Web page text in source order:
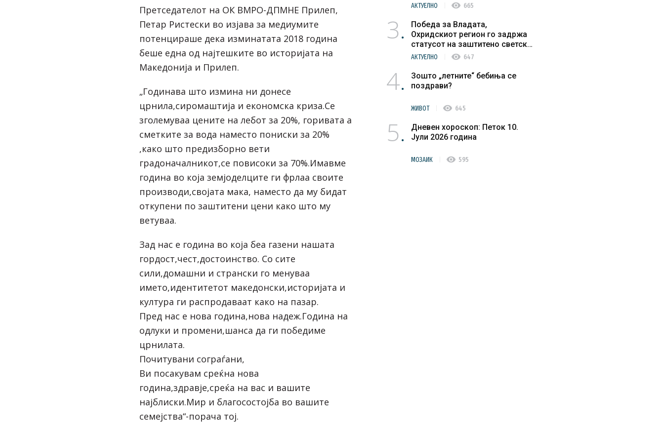
Претседателот на ОК ВМРО-ДПМНЕ Прилеп,
Петар Ристески во изјава за медиумите
потенцираше дека изминатата 2018 година
беше една од најтешките во историјата на
Македонија и Прилеп.
„Годинава што измина ни донесе
црнила,сиромаштија и економска криза.Се
зголемуваа цените на лебот за 20%, горивата а
сметките за вода наместо пониски за 20%
,како што предизборно вети
градоначалникот,се повисоки за 70%.Имавме
година во која земјоделците ги фрлаа своите
производи,својата мака, наместо да му бидат
откупени по заштитени цени како што му
ветуваа.
Зад нас е година во која беа газени нашата
гордост,чест,достоинство. Со сите
сили,домашни и странски го менуваа
името,идентитетот македонски,историјата и
култура ги распродаваат како на пазар.
Пред нас е нова година,нова надеж.Година на
одлуки и промени,шанса да ги победиме
црнилата.
Почитувани сограѓани,
Ви посакувам среќна нова
година,здравје,среќа на вас и вашите
најблиски.Мир и благосостојба во вашите
семејства“-порача тој.
АКТУЕЛНО visibility 665
3
Победа за Владата,
Охридскиот регион го задржа
статусот на заштитено светско
културно наследство
АКТУЕЛНО visibility 647
4
Зошто „летните“ бебиња се
поздрави?
ЖИВОТ visibility 645
5
Дневен хороскоп: Петок 10.
Јули 2026 година
МОЗАИК visibility 595